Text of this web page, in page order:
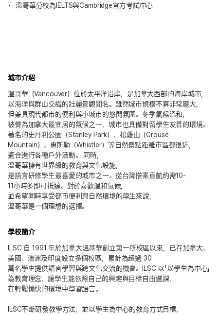
溫哥華分校為IELTS與Cambridge官方考試中心
城市介紹
溫哥華（Vancouver）位於太平洋沿岸，是加拿大西部的海岸城市，
以海洋與群山交織的壯麗景觀聞名。雖然城市規模不算非常龐大，
但兼具現代都市的便利與小城市的悠閒氛圍。冬季氣候溫和，
被譽為加拿大最宜居的氣候之一，城市也具備對留學生友善的環境。
著名的史丹利公園（Stanley Park）、松雞山（Grouse
Mountain）、惠斯勒（Whistler）等自然景點距離市區都很近，
適合進行各種戶外活動。 同時，
溫哥華擁有世界級的教育與文化設施，
是語言研修學生最喜愛的城市之一。從台灣搭乘直航約需10-
11小時多即可抵達。對於喜歡溫和氣候，
並希望同時享受都市便利與自然環境的學生來說，
溫哥華是一個理想的選擇。
學校簡介
ILSC 自 1991 年於加拿大溫哥華創立第一所校區以來，已在加拿大、
美國、澳洲及印度設立多個校區，累計為超過 30
萬名學生提供語言學習與跨文化交流的機會。ILSC 以「以學生為中心」
為教育理念，讓學生能依照自己的興趣與目標自由選課，
在輕鬆愉快的環境中學習語言。
ILSC不斷研發教學方法，並以學生為中心的教育方式目標，